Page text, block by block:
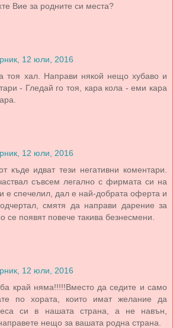
Вие за родните си места?
12 юли, 2016
тоя хал. Направи някой нещо хубаво и
- Гледай го тоя, кара кола - еми кара
12 юли, 2016
къде идват тези негативни коментари.
съвсем легално с фирмата си на
е спечелил, дал е най-добрата оферта и
смятя да направи дарение за
се появят повече такива безнесмени.
12 юли, 2016
край няма!!!!!Вместо да седите и само
по хората, които имат желание да
си в нашата страна, а не навън,
нещо за вашата родна страна.